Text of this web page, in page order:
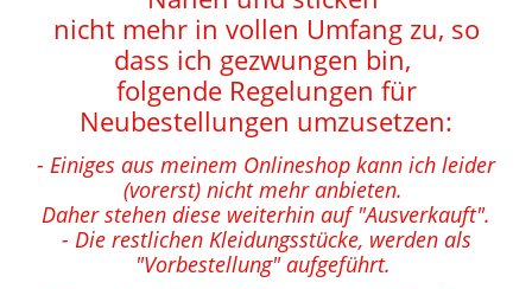
nicht mehr in vollen Umfang zu, so
dass ich gezwungen bin,
folgende Regelungen für
Neubestellungen umzusetzen:
- Einiges aus meinem Onlineshop kann ich leider
(vorerst) nicht mehr anbieten.
Daher stehen diese weiterhin auf "Ausverkauft".
- Die restlichen Kleidungsstücke, werden als
"Vorbestellung" aufgeführt.